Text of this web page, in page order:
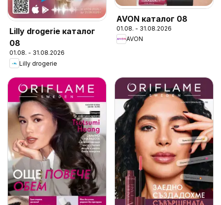
Lilly drogerie каталог
08
01.08. - 31.08.2026
Lilly drogerie
AVON каталог 08
01.08. - 31.08.2026
AVON